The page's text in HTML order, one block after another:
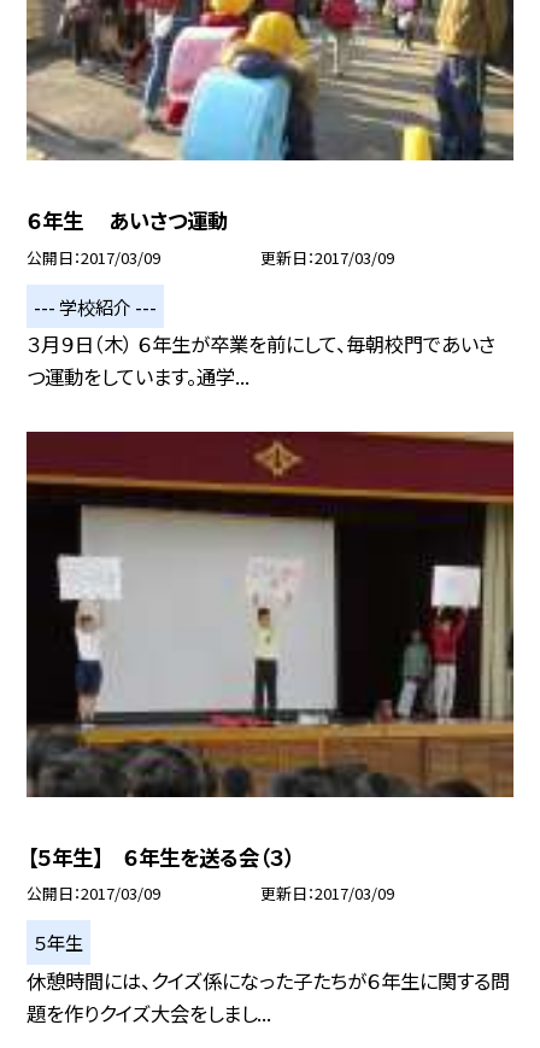
６年生 あいさつ運動
公開日 2017/03/09 更新日 2017/03/09
--- 学校紹介 ---
３月９日（木） ６年生が卒業を前にして、毎朝校門であいさ
つ運動をしています。通学...
【５年生】 ６年生を送る会（３）
公開日 2017/03/09 更新日 2017/03/09
５年生
休憩時間には、クイズ係になった子たちが６年生に関する問
題を作りクイズ大会をしまし...